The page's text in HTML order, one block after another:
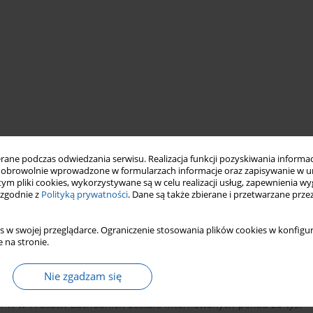
podczas odwiedzania serwisu. Realizacja funkcji pozyskiwania
wprowadzone w formularzach informacje oraz zapisywanie w
pliki cookies, wykorzystywane są w celu realizacji usług, zapewnienia
z Polityką prywatności. Dane są także zbierane i przetwarzane
w swojej przeglądarce. Ograniczenie stosowania plików cookies w
na stronie.
Nie zgadzam się
Malbork Internowanie powstańców
w Prusach Zachodnich zostało internowanych ponad 20 tys.